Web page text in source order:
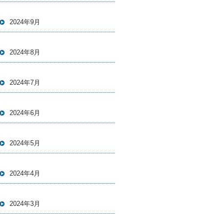
2024年9月
2024年8月
2024年7月
2024年6月
2024年5月
2024年4月
2024年3月